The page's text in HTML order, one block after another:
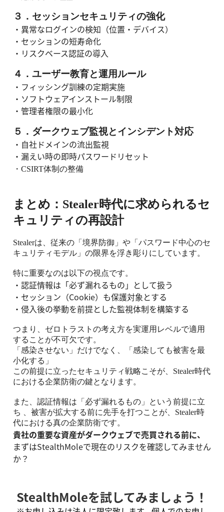
３．セッションセキュリティの強化
・ 異常なログインの検知（位置・デバイス）
・ セッションの短寿命化
・ リスクベース認証の導入
４． ユーザー教育と運用ルール
・ フィッシング訓練の定期実施
・ ソフトウェアインストール制限
・ 管理者権限の最小化
５．ダークウェブ監視とインシデント対応
・ 自社ドメインの流出監視
・ 漏えい時の即時パスワードリセット
・ CSIRT体制の整備
まとめ： Stealer時代に求められるセ
キュリティの再設計
Stealerは、従来の「境界防御」や「パスワード中心のセ
キュリティモデル」の限界を浮き彫りにしています。
特に重要なのは以下の視点です。
・認証情報は「必ず漏れるもの」として扱う
・ セッション（Cookie）も保護対象とする
・ 侵入後の挙動を前提とした監視体制を構築する
つまり、ゼロトラストの考え方を実運用レベルで適用
することが不可欠です。
「感染させない」だけでなく、「感染しても被害を最
小化する」
この前提に立ったセキュリティ戦略こそが、 Stealer時代
における企業防衛の鍵となります。
また、認証情報は「必ず漏れるもの」という前提に立
ち 、被害が拡大する前に先手を打つことが、 Stealer時
代における真の企業防衛です。
貴社の重要な資産がダークウェブで売買される前に、
まずはStealthMoleで現在のリスクを確認してみません
か？
StealthMoleを試してみましょう！